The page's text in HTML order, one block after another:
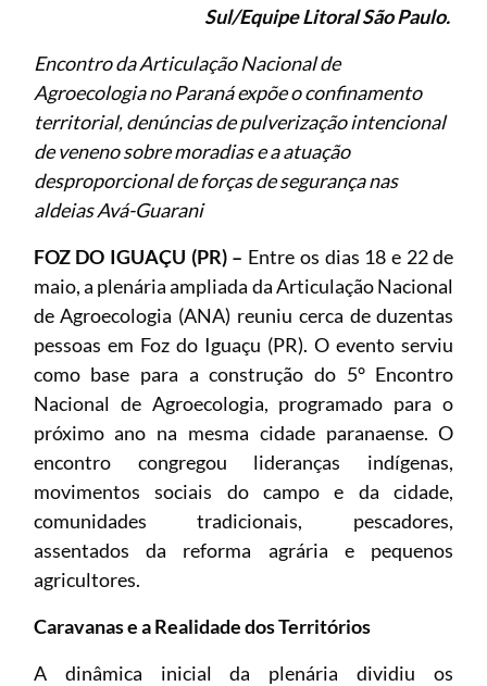
Sul/Equipe Litoral São Paulo.
Encontro da Articulação Nacional de
Agroecologia no Paraná expõe o confinamento
territorial, denúncias de pulverização intencional
de veneno sobre moradias e a atuação
desproporcional de forças de segurança nas
aldeias Avá-Guarani
FOZ DO IGUAÇU (PR) – Entre os dias 18 e 22 de
maio, a plenária ampliada da Articulação Nacional
de Agroecologia (ANA) reuniu cerca de duzentas
pessoas em Foz do Iguaçu (PR). O evento serviu
como base para a construção do 5° Encontro
Nacional de Agroecologia, programado para o
próximo ano na mesma cidade paranaense. O
encontro congregou lideranças indígenas,
movimentos sociais do campo e da cidade,
comunidades tradicionais, pescadores,
assentados da reforma agrária e pequenos
agricultores.
Caravanas e a Realidade dos Territórios
A dinâmica inicial da plenária dividiu os